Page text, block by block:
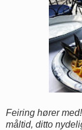
Feiring hører
måltid, ditto